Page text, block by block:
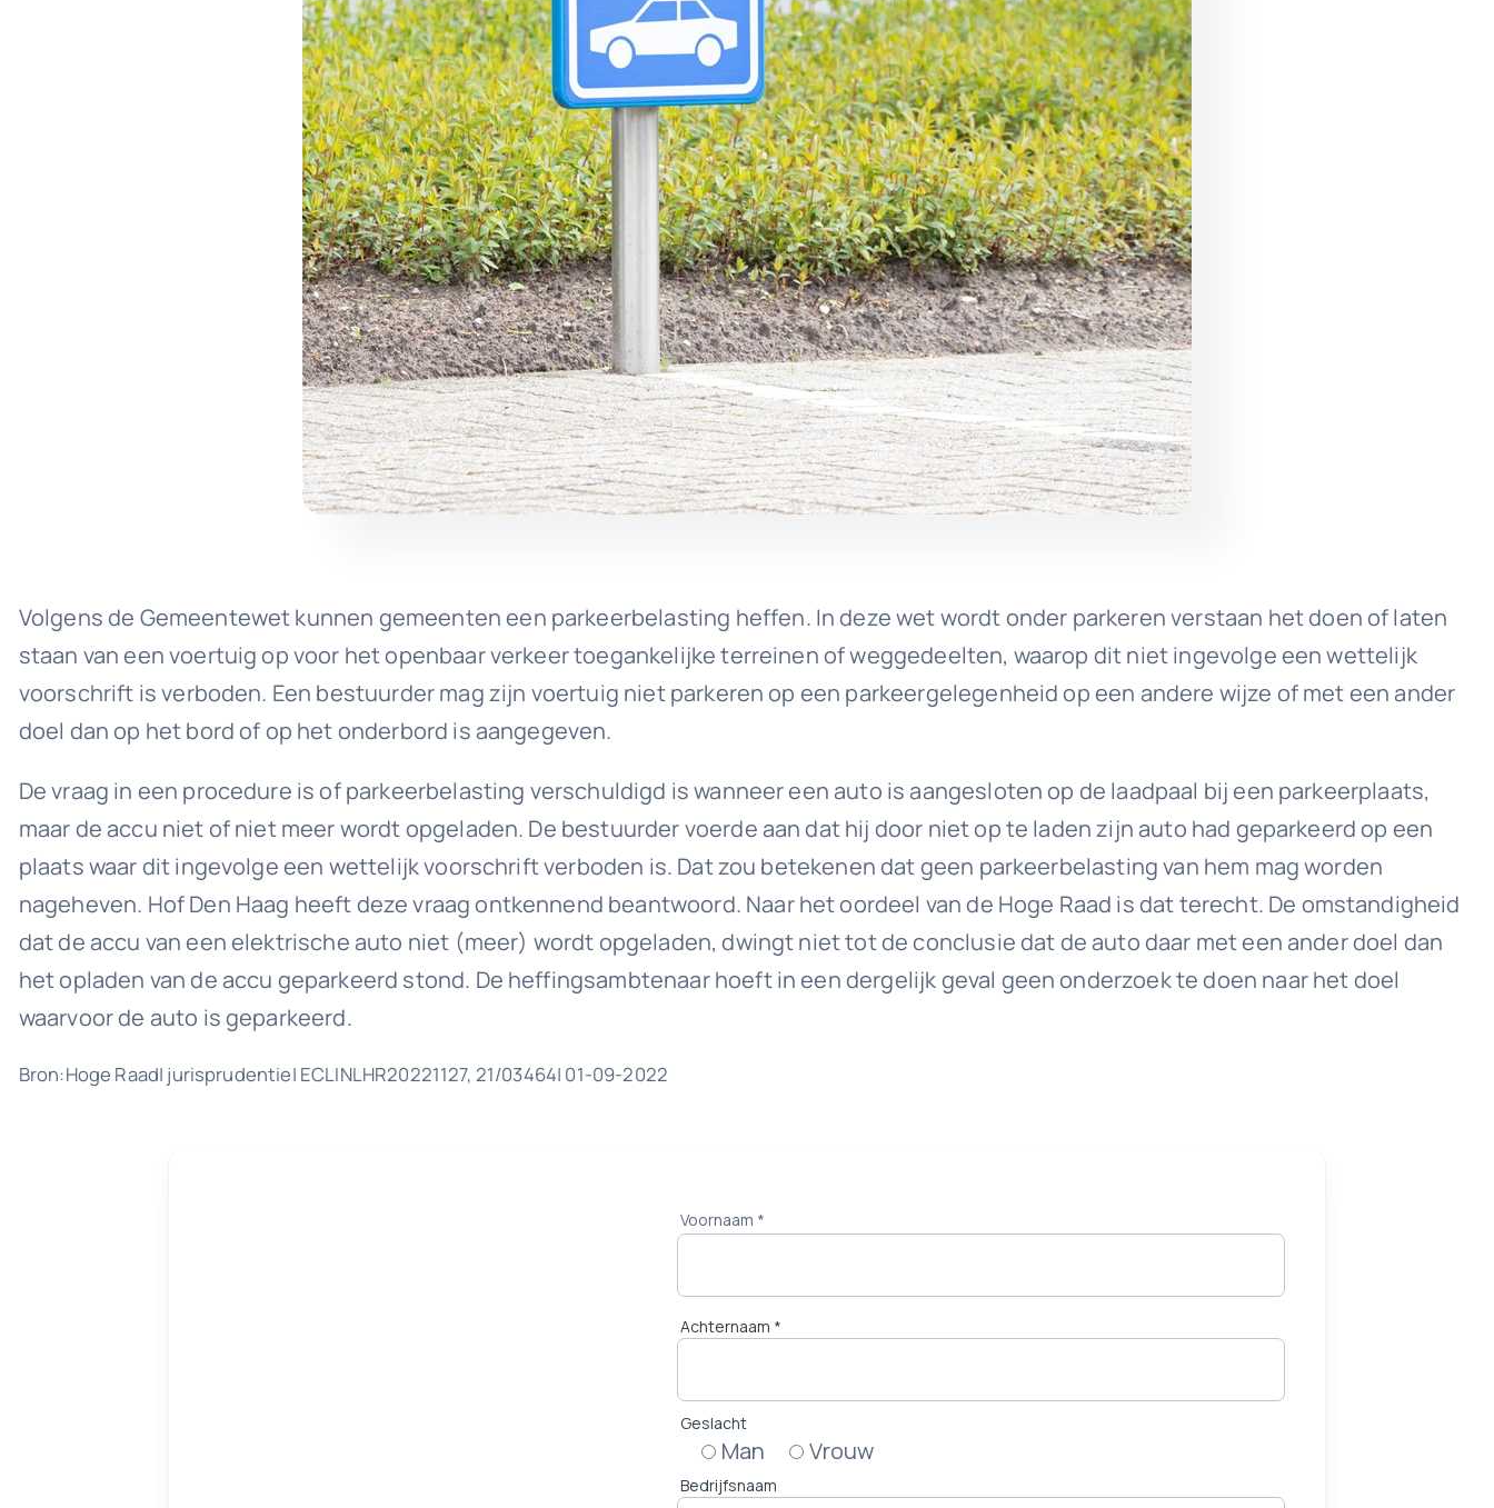
Volgens de Gemeentewet kunnen gemeenten een parkeerbelasting heffen. In deze wet wordt onder parkeren verstaan het doen of laten
staan van een voertuig op voor het openbaar verkeer toegankelijke terreinen of weggedeelten, waarop dit niet ingevolge een wettelijk
voorschrift is verboden. Een bestuurder mag zijn voertuig niet parkeren op een parkeergelegenheid op een andere wijze of met een ander
doel dan op het bord of op het onderbord is aangegeven.
De vraag in een procedure is of parkeerbelasting verschuldigd is wanneer een auto is aangesloten op de laadpaal bij een parkeerplaats,
maar de accu niet of niet meer wordt opgeladen. De bestuurder voerde aan dat hij door niet op te laden zijn auto had geparkeerd op een
plaats waar dit ingevolge een wettelijk voorschrift verboden is. Dat zou betekenen dat geen parkeerbelasting van hem mag worden
nageheven. Hof Den Haag heeft deze vraag ontkennend beantwoord. Naar het oordeel van de Hoge Raad is dat terecht. De omstandigheid
dat de accu van een elektrische auto niet (meer) wordt opgeladen, dwingt niet tot de conclusie dat de auto daar met een ander doel dan
het opladen van de accu geparkeerd stond. De heffingsambtenaar hoeft in een dergelijk geval geen onderzoek te doen naar het doel
waarvoor de auto is geparkeerd.
Bron:Hoge Raad| jurisprudentie| ECLINLHR20221127, 21/03464| 01-09-2022